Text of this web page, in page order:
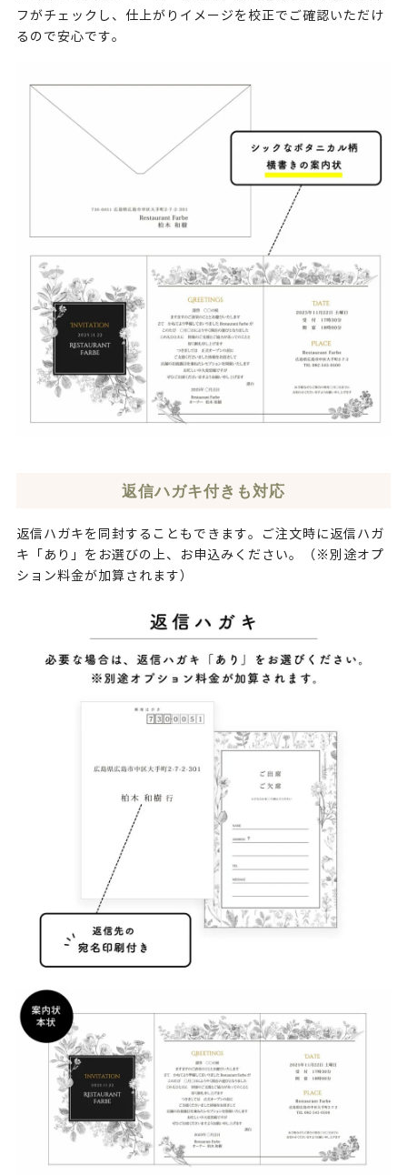
フがチェックし、仕上がりイメージを校正でご確認いただけ
るので安心です。
返信ハガキ付きも対応
返信ハガキを同封することもできます。ご注文時に返信ハガ
キ「あり」をお選びの上、お申込みください。（※別途オプ
ション料金が加算されます）